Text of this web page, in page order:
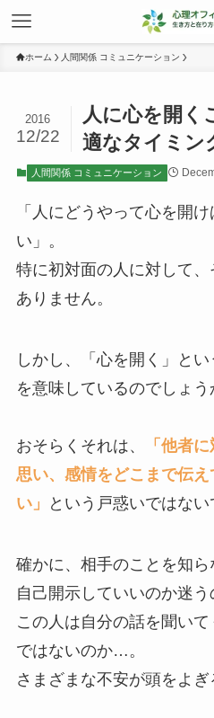
ホーム 人間関係 コミュニケーション
人に心を開く
適なタイミン
2016
12/22
人間関係 コミュニケーション
「人にどうやって心を開
い」。
特に初対面の人に対して、
ありません。
しかし、「心を開く」と
を意味しているのでしょう
おそらくそれは、
「他者
思い、感情をどこまで伝
い」
という戸惑いではない
確かに、相手のことを知
自己開示していいのか迷う
この人は自分の話を聞い
ではないのか…。
さまざまな不安が頭をよぎ